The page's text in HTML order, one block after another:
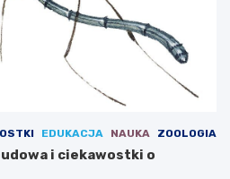
EDUKACJA NAUKA ZOOLOGIA
i ciekawostki o